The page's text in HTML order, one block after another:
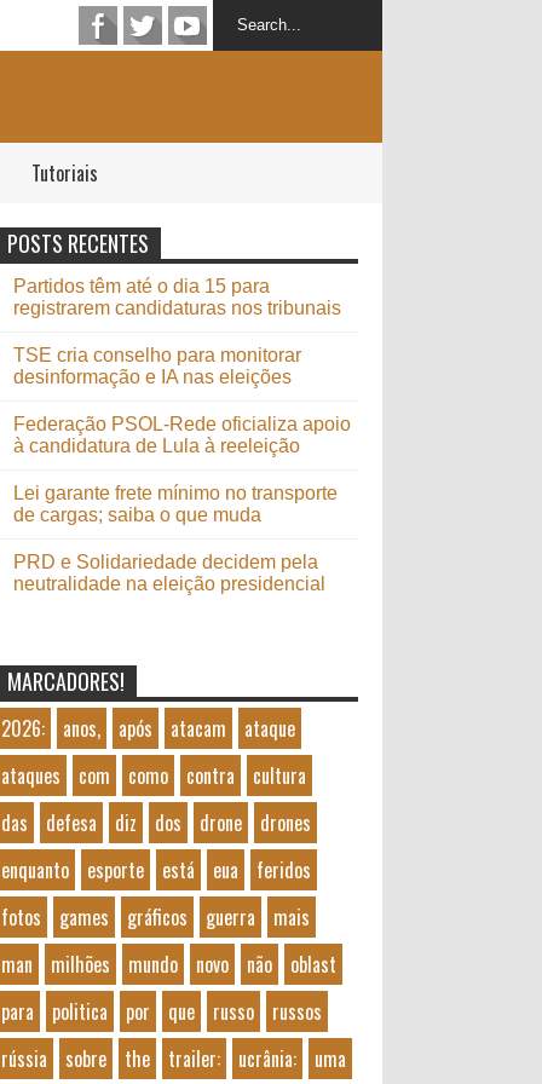
Tutoriais
POSTS RECENTES
Partidos têm até o dia 15 para
registrarem candidaturas nos tribunais
TSE cria conselho para monitorar
desinformação e IA nas eleições
Federação PSOL-Rede oficializa apoio
à candidatura de Lula à reeleição
Lei garante frete mínimo no transporte
de cargas; saiba o que muda
PRD e Solidariedade decidem pela
neutralidade na eleição presidencial
MARCADORES!
2026: anos, após atacam
ataque
ataques
com como contra
cultura
das
defesa diz dos drone
drones
enquanto
esporte está eua
feridos
fotos
games gráficos guerra
mais
man
milhões mundo novo não
oblast
para
politica por que russo
russos
rússia
sobre the trailer: ucrânia:
uma